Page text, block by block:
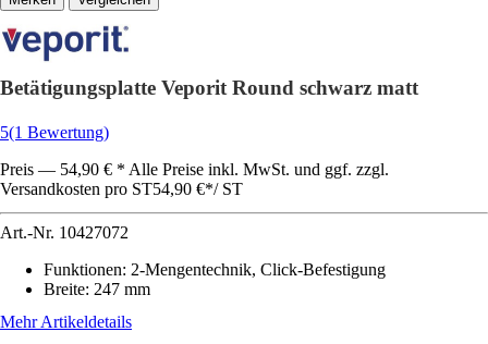
Betätigungsplatte Veporit Round schwarz matt
5(1 Bewertung)
Preis — 54,90 € * Alle Preise inkl. MwSt. und ggf. zzgl.
Versandkosten pro ST54,90 €*/ ST
Art.-Nr. 10427072
Funktionen: 2-Mengentechnik, Click-Befestigung
Breite: 247 mm
Mehr Artikeldetails